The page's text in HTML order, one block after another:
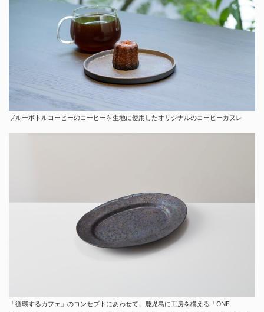
ブルーボトルコーヒーのコーヒーを生地に使用したオリジナルのコーヒーカヌレ
「循環するカフェ」のコンセプトにあわせて、鹿児島に工房を構える「ONE